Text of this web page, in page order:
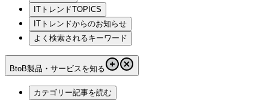
ITトレンドTOPICS
ITトレンドからのお知らせ
よく検索されるキーワード
BtoB製品・サービスを知る
カテゴリー記事を読む